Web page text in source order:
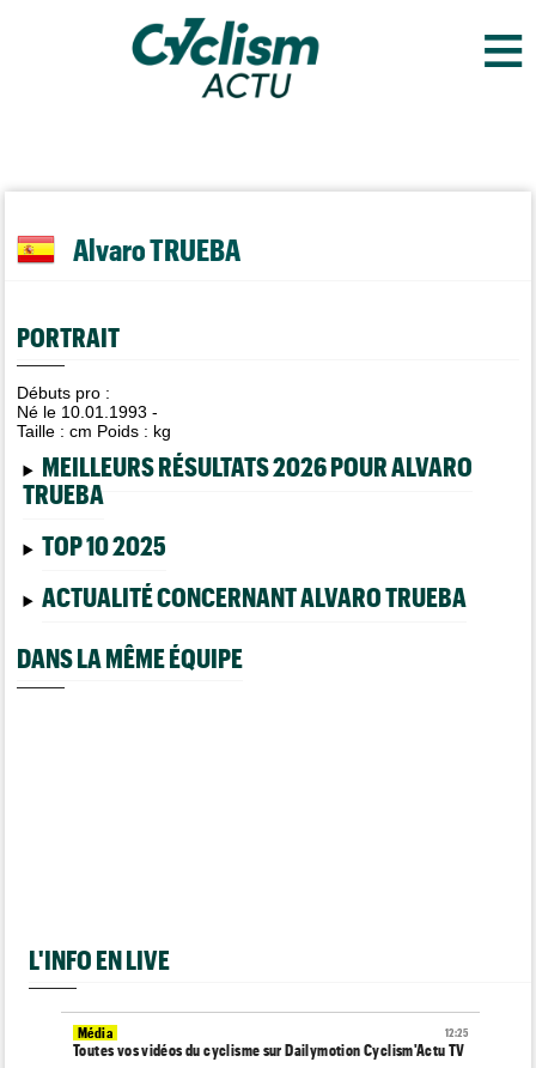
≡
Alvaro TRUEBA
PORTRAIT
Débuts pro :
Né le 10.01.1993 -
Taille :cm Poids : kg
MEILLEURS RÉSULTATS 2026 POUR ALVARO
TRUEBA
TOP 10 2025
ACTUALITÉ CONCERNANT ALVARO TRUEBA
DANS LA MÊME ÉQUIPE
L'INFO EN LIVE
12:25
Média
Toutes vos vidéos du cyclisme sur Dailymotion Cyclism'Actu TV